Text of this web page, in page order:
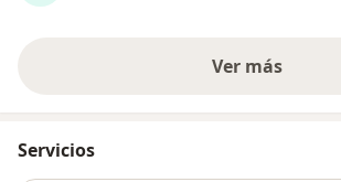
Ver más
Servicios